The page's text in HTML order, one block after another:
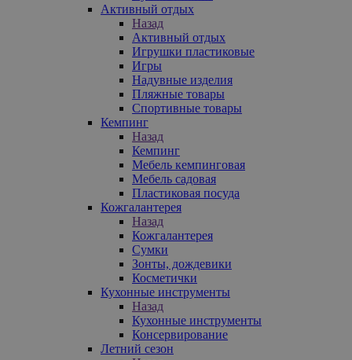
Активный отдых
Назад
Активный отдых
Игрушки пластиковые
Игры
Надувные изделия
Пляжные товары
Спортивные товары
Кемпинг
Назад
Кемпинг
Мебель кемпинговая
Мебель садовая
Пластиковая посуда
Кожгалантерея
Назад
Кожгалантерея
Сумки
Зонты, дождевики
Косметички
Кухонные инструменты
Назад
Кухонные инструменты
Консервирование
Летний сезон